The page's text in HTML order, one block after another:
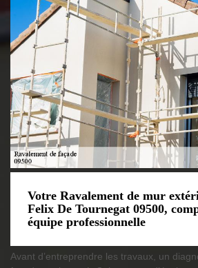
Votre Ravalement de mur
Felix De Tournegat 09500,
équipe professionnelle
Avant d’entreprendre les travaux, un